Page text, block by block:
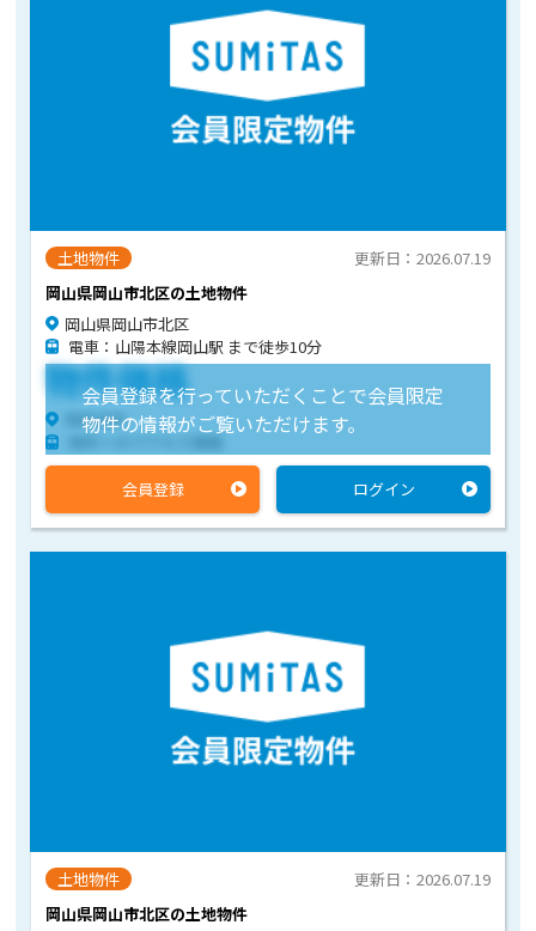
土地物件
岡山県岡山市北区の土地物件
更新日：2026.07.19
岡山県岡山市北区
電車：山陽本線岡山駅 まで徒歩10分
会員登録を行っていただくことで会員限定
物件の情報がご覧いただけます。
物件価格
物件住所
物件へのアクセス情報
会員登録 ログイン
土地物件
岡山県岡山市北区の土地物件
更新日：2026.07.19